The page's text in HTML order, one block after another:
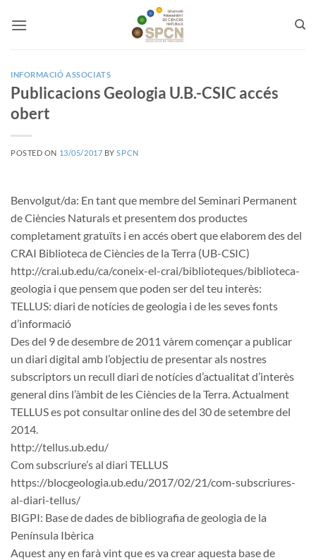
INFORMACIÓ ASSOCIATS
Publicacions Geologia U.B.-CSIC accés
obert
POSTED ON 13/05/2017 BYSPCN
Benvolgut/da: En tant que membre del Seminari Permanent
de Ciències Naturals et presentem dos productes
completament gratuïts i en accés obert que elaborem des del
CRAI Biblioteca de Ciències de la Terra (UB-CSIC)
http://crai.ub.edu/ca/coneix-el-crai/biblioteques/biblioteca-
geologia i que pensem que poden ser del teu interès:
TELLUS: diari de notícies de geologia i de les seves fonts
d’informació
Des del 9 de desembre de 2011 vàrem començar a publicar
un diari digital amb l’objectiu de presentar als nostres
subscriptors un recull diari de notícies d’actualitat d’interès
general dins l’àmbit de les Ciències de la Terra. Actualment
TELLUS es pot consultar online des del 30 de setembre del
2014.
http://tellus.ub.edu/
Com subscriure’s al diari TELLUS
https://blocgeologia.ub.edu/2017/02/21/com-subscriures-
al-diari-tellus/
BIGPI: Base de dades de bibliografia de geologia de la
Península Ibèrica
Aquest any en farà vint que es va crear aquesta base de